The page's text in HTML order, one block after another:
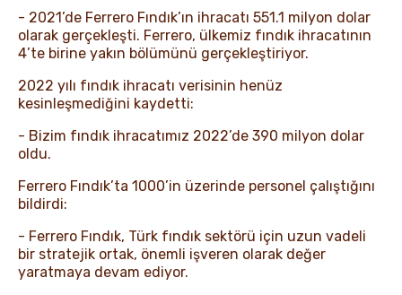
- 2021’de Ferrero Fındık’ın ihracatı 551.1 milyon dolar
olarak gerçekleşti. Ferrero, ülkemiz fındık ihracatının
4’te birine yakın bölümünü gerçekleştiriyor.
2022 yılı fındık ihracatı verisinin henüz
kesinleşmediğini kaydetti:
- Bizim fındık ihracatımız 2022’de 390 milyon dolar
oldu.
Ferrero Fındık’ta 1000’in üzerinde personel çalıştığını
bildirdi:
- Ferrero Fındık, Türk fındık sektörü için uzun vadeli
bir stratejik ortak, önemli işveren olarak değer
yaratmaya devam ediyor.